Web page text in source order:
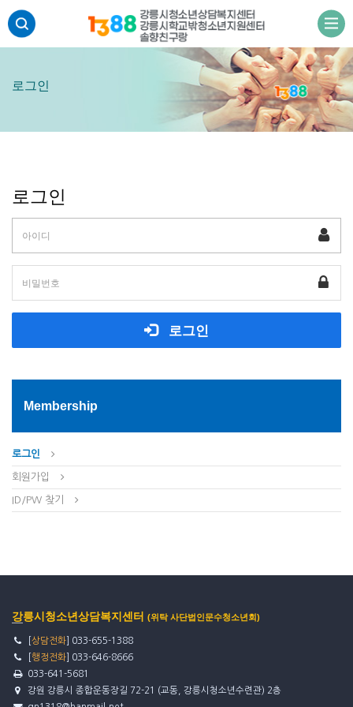
본문 바로가기
주메뉴 바로가기
하단 바로가기
로그인
로그인
로그인
Membership
로그인
회원가입
ID/PW 찾기
강릉시청소년상담복지센터 (위탁 사단법인문수청소년회)
상담전화 ] 033-655-1388
행정전화 ] 033-646-8666
033-641-5681
강원 강릉시 종합운동장길 72-21 (교동, 강릉시청소년수련관) 2층